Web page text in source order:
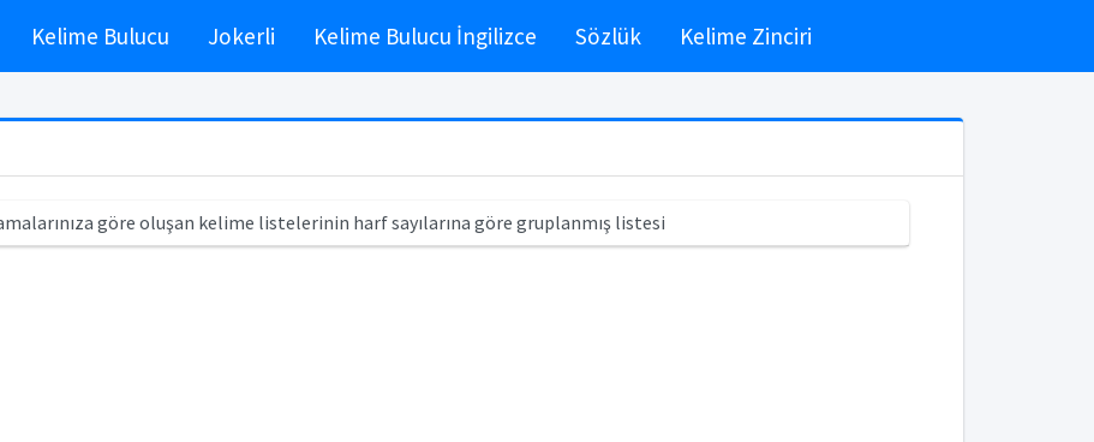
Kelime Bulucu Jokerli Kelime Bulucu İngilizce Sözlük Kelime Zinciri
göre oluşan kelime listelerinin harf sayılarına göre gruplanmış listesi